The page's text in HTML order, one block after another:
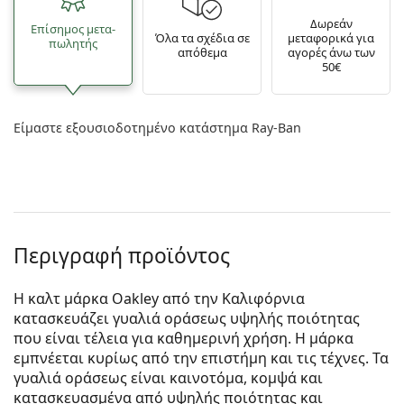
Επίσημος μετα­
πωλητής
Όλα τα σχέδια σε
απόθεμα
Δωρεάν
μεταφορικά για
αγορές άνω των
50€
Είμαστε εξουσιοδοτημένο κατάστημα Ray-Ban
Περιγραφή προϊόντος
Η καλτ μάρκα Oakley από την Καλιφόρνια
κατασκευάζει γυαλιά οράσεως υψηλής ποιότητας
που είναι τέλεια για καθημερινή χρήση. Η μάρκα
εμπνέεται κυρίως από την επιστήμη και τις τέχνες. Τα
γυαλιά οράσεως είναι καινοτόμα, κομψά και
κατασκευασμένα από υψηλής ποιότητας και